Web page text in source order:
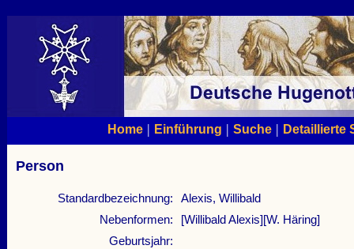
Home| Einführung | Suche| Detaillierte
Person
Standardbezeichnung:
Alexis, Willibald
Nebenformen:
[Willibald Alexis][W. Häring]
Geburtsjahr: